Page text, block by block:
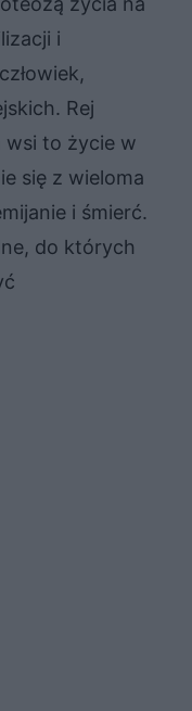
i
Rej
wsi to życie w
się z wieloma
i śmierć.
do których